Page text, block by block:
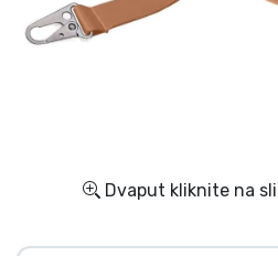
Dvaput kliknite na
Crtani proizvodi
Anime proizvodi